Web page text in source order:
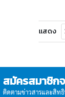
แสดง
สมัครสมาชิก
ติดตามข่าวสารและสิท